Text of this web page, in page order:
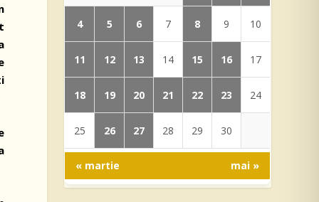
4 5 6 7 8 9 10
11 12 13 14 15 16 17
18 19 20 21 22 23 24
25 26 27 28 29 30
« martie mai »